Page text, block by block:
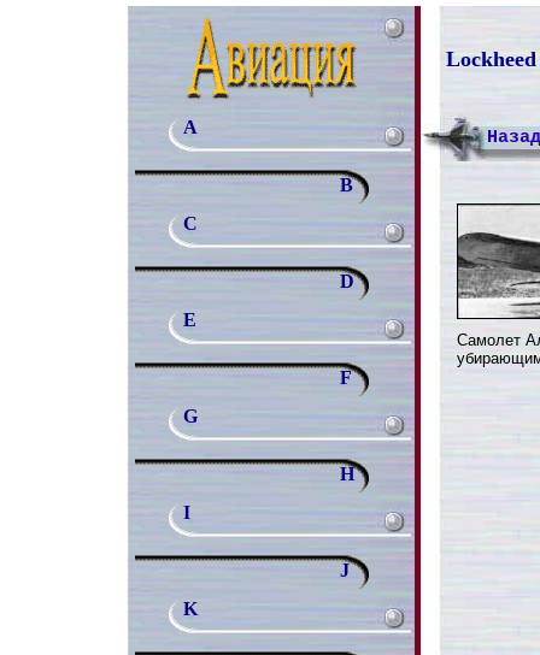
A
B
C
D
E
F
G
H
I
J
K
Назад
Самолет